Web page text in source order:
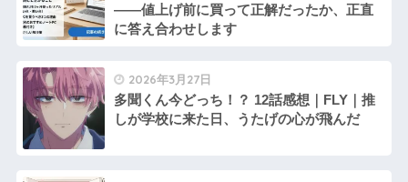
——値上げ前に買って正解だったか、正直
に答え合わせします
2026年3月27日
多聞くん今どっち！？ 12話感想｜FLY｜推
しが学校に来た日、うたげの心が飛んだ